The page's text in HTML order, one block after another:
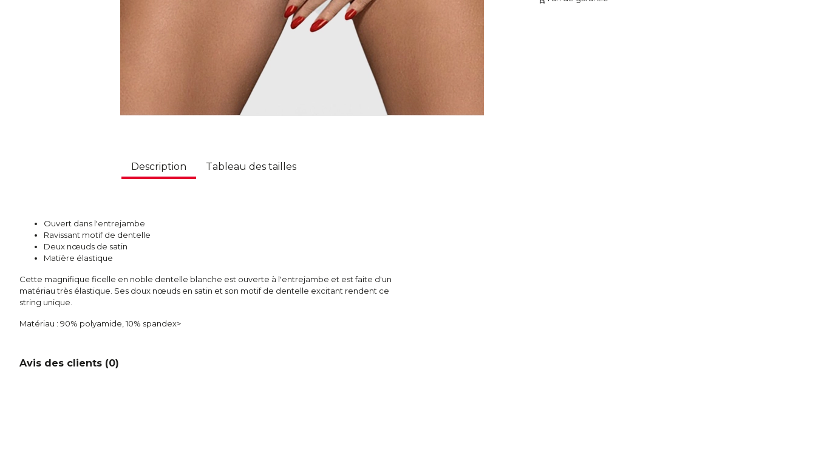
Description Tableau des tailles
Ouvert dans l'entrejambe
Ravissant motif de dentelle
Deux nœuds de satin
Matière élastique
Cette magnifique ficelle en noble dentelle blanche est ouverte à l'entrejambe et est faite d'un
matériau très élastique. Ses doux nœuds en satin et son motif de dentelle excitant rendent ce
string unique.
Matériau : 90% polyamide, 10% spandex>
Avis des clients (0)